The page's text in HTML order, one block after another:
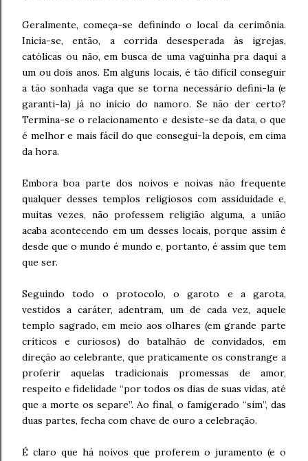
Geralmente, começa-se definindo o local da cerimônia.
Inicia-se, então, a corrida desesperada às igrejas,
católicas ou não, em busca de uma vaguinha pra daqui a
um ou dois anos. Em alguns locais, é tão difícil conseguir
a tão sonhada vaga que se torna necessário defini-la (e
garanti-la) já no início do namoro. Se não der certo?
Termina-se o relacionamento e desiste-se da data, o que
é melhor e mais fácil do que consegui-la depois, em cima
da hora.
Embora boa parte dos noivos e noivas não frequente
qualquer desses templos religiosos com assiduidade e,
muitas vezes, não professem religião alguma, a união
acaba acontecendo em um desses locais, porque assim é
desde que o mundo é mundo e, portanto, é assim que tem
que ser.
Seguindo todo o protocolo, o garoto e a garota,
vestidos a caráter, adentram, um de cada vez, aquele
templo sagrado, em meio aos olhares (em grande parte
críticos e curiosos) do batalhão de convidados, em
direção ao celebrante, que praticamente os constrange a
proferir aquelas tradicionais promessas de amor,
respeito e fidelidade “por todos os dias de suas vidas, até
que a morte os separe”. Ao final, o famigerado “sim”, das
duas partes, fecha com chave de ouro a celebração.
É claro que há noivos que proferem o juramento (e o